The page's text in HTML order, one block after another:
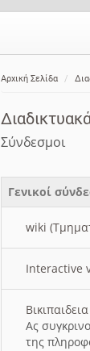
Αρχική Σελίδα
Σύνδεσμοι
Γενικοί
wiki
Interactive
Ας
της